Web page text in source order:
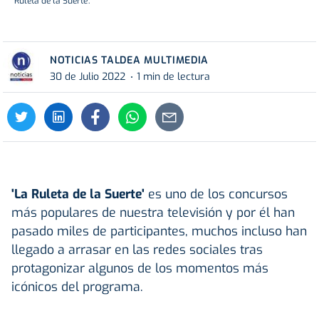
NOTICIAS TALDEA MULTIMEDIA
30 de Julio 2022
1 min de lectura
'La Ruleta de la Suerte' es uno de los concursos
más populares de nuestra televisión y por él han
pasado miles de participantes, muchos incluso han
llegado a arrasar en las redes sociales tras
protagonizar algunos de los momentos más
icónicos del programa.